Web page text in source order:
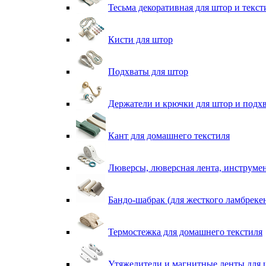
Тесьма декоративная для штор и
Кисти для штор
Подхваты для штор
Держатели и крючки для штор и
Кант для домашнего текстиля
Люверсы, люверсная лента,
Бандо-шабрак (для жесткого
Термостежка для домашнего текстиля
Утяжелители и магнитные ленты для